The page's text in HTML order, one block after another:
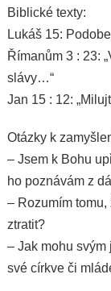
Biblické texty:
Lukáš 15:
Římanům 3 : 23:
slávy…“
Jan 15 : 12:
Otázky k
– Jsem k Bohu
ho poznávám z
– Rozumím
ztratit?
– Jak mohu svým
své církve či